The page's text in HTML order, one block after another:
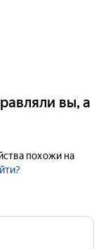
вы, а
похожи на